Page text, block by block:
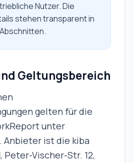
Nutzer. Die
stehen transparent in
Geltungsbereich
gelten für die
unter
ist die kiba
Peter-Vischer-Str. 12,